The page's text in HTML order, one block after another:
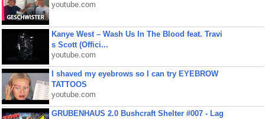
youtube.com
Kanye West – Wash Us In The Blood feat. Travi
s Scott (Offici...
youtube.com
I shaved my eyebrows so I can try EYEBROW
TATTOOS
youtube.com
GRUBENHAUS 2.0 Bushcraft Shelter #007 - Lag